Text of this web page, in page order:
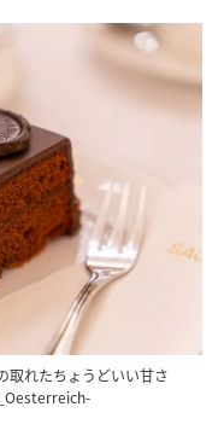
取れたちょうどいい甘さ